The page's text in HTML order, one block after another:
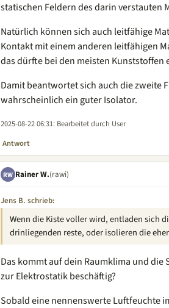
statischen Feldern des darin verstauten
Natürlich können sich auch leitfähige
Kontakt mit einem anderen leitfähigen
das dürfte bei den meisten Kunststoffen
Damit beantwortet sich auch die zweite
wahrscheinlich ein guter Isolator.
2025-08-22 06:31: Bearbeitet durch User
Antwort
RW Rainer W.(rawi)
Jens B. schrieb:
Wenn die Kiste voller wird, entladen sich
drinliegenden reste, oder isolieren die
Das kommt auf dein Raumklima und
zur Elektrostatik beschäftig?
Sobald eine nennenswerte Luftfeuchte